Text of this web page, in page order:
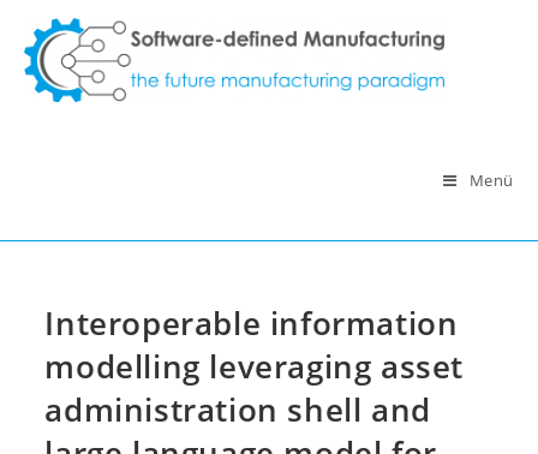
Inhalt
springen
Menü
Interoperable information
modelling leveraging asset
administration shell and